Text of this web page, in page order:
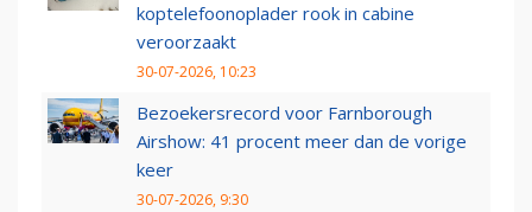
koptelefoonoplader rook in cabine
veroorzaakt
30-07-2026, 10:23
Bezoekersrecord voor Farnborough
Airshow: 41 procent meer dan de vorige
keer
30-07-2026, 9:30